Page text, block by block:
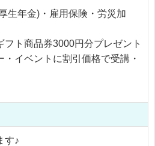
生年金)・雇用保険・労災加
フト商品券3000円分プレゼント
・イベントに割引価格で受講・
す♪